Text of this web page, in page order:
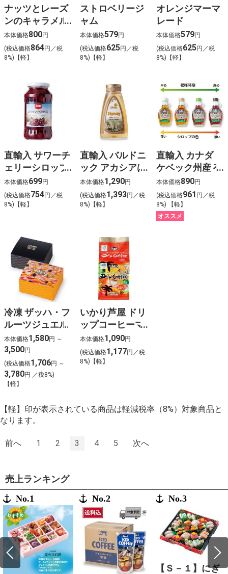
ナッツとレーズ
ンのキャラメル
タルト
本体価格800円
(税込価格864円／税
8%)【軽】
ストロベリージ
ャム
本体価格579円
(税込価格625円／税
8%)【軽】
オレンジマーマ
レード
本体価格579円
(税込価格625円／税
8%)【軽】
直輸入 サワーチ
ェリーシロップ
漬け
本体価格699円
(税込価格754円／税
8%)【軽】
直輸入 バルドニ
ック アカシアは
ちみつ
本体価格1,290円
(税込価格1,393円／税
8%)【軽】
直輸入 カナダ
ケベック州産 有
機メープルシロ
ップ
本体価格890円
(税込価格961 円／税
8%) 【軽】
オススメ
冷凍 ザッハ・フ
ルーツジュエル
本体価格1,580円 ～
3,500円
(税込価格1,706円 ～
3,780円 ／税8%)
【軽】
いかり芦屋 ドリ
ップコーヒーマ
イルドブレンド
（10袋入）
本体価格1,090円
(税込価格1,177円／税
8%)【軽】
【軽】印が表示されている商品は軽減税率（8%）対象商品と
なります。
前へ 1 2 3 4 5 次へ
売上ランキング
No.1 No.2 No.3
【Ｓ－１】にぎ